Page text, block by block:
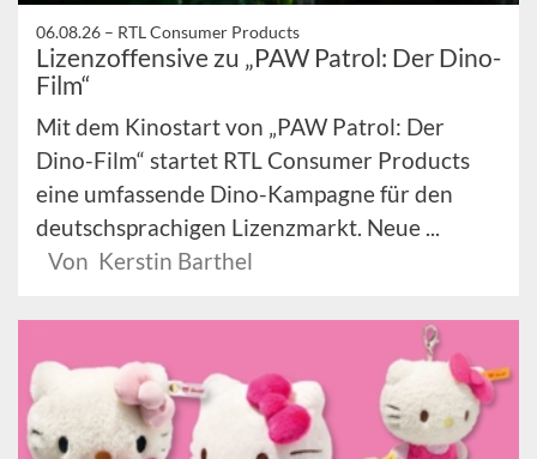
06.08.26 – RTL Consumer Products
Lizenzoffensive zu „PAW Patrol: Der Dino-
Film“
Mit dem Kinostart von „PAW Patrol: Der
Dino-Film“ startet RTL Consumer Products
eine umfassende Dino-Kampagne für den
deutschsprachigen Lizenzmarkt. Neue ...
Von Kerstin Barthel